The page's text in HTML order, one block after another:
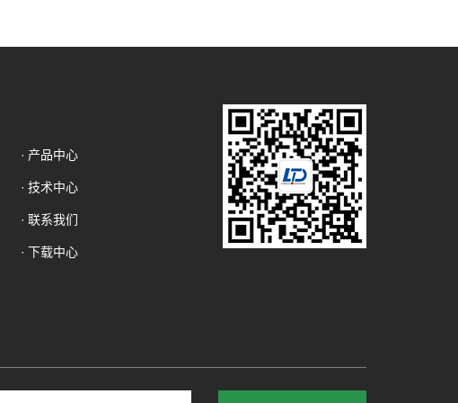
产品中心
技术中心
联系我们
下载中心